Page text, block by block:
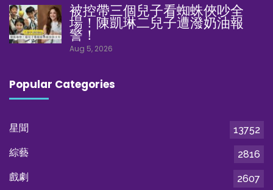
被控帶三個兒子看蜘蛛俠吵全
場！陳凱琳二兒子遭潑奶油報
警！
Aug 5, 2026
Popular Categories
星聞
13752
綜藝
2816
戲劇
2607